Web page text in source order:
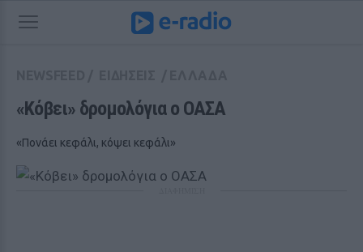
«Κόβει» δρομολόγια ο ΟΑΣΑ
«Πονάει κεφάλι, κόψει κεφάλι»